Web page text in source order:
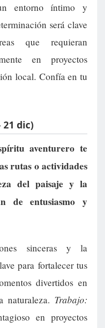
entorno íntimo y
será clave
que requieran
en proyectos
local. Confía en tu
21 dic)
aventurero te
rutas o actividades
del paisaje y la
de entusiasmo y
sinceras y la
para fortalecer tus
divertidos en
naturaleza. Trabajo:
en proyectos